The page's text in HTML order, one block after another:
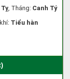
, Tháng: Canh Tý
Tiểu hàn